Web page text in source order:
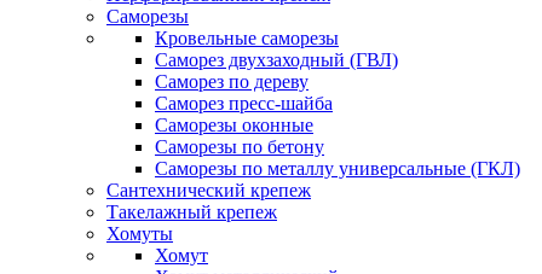
Саморезы
Кровельные саморезы
Саморез двухзаходный (ГВЛ)
Саморез по дереву
Саморез пресс-шайба
Саморезы оконные
Саморезы по бетону
Саморезы по металлу универсальные (ГКЛ)
Сантехнический крепеж
Такелажный крепеж
Хомуты
Хомут